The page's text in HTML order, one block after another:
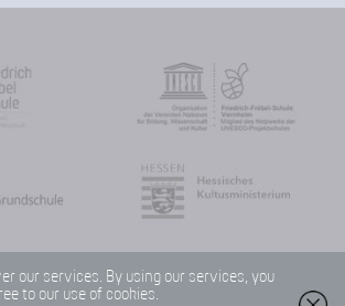
our services. By using our services, you
to our use of cookies.